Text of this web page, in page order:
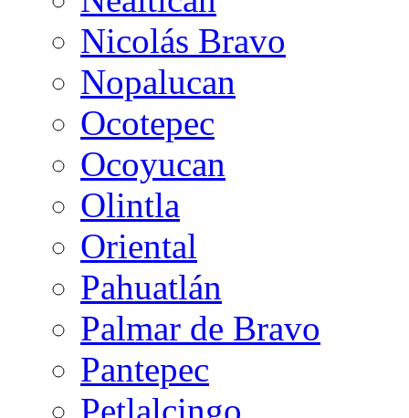
Nicolás Bravo
Nopalucan
Ocotepec
Ocoyucan
Olintla
Oriental
Pahuatlán
Palmar de Bravo
Pantepec
Petlalcingo